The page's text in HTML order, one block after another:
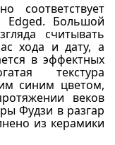
Edged. Большой
считывать
хода и дату, а
в эффектных
текстура
синим цветом,
веков
Фудзи в разгар
из керамики